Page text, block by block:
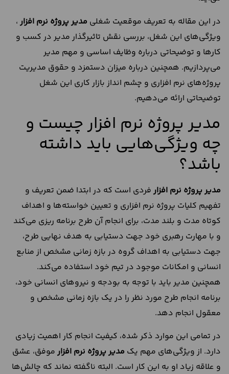
در این مقاله به تعریف موقعیت شغلی مدیر پروژه نرم افزار ،
ویژگی‌های این شغل، بررسی نقش تاثیرگذار مدیر در کسب و
کارها و توضیحاتی درباره وظایف اساسی و مهم مدیر
می‌پردازیم. همچنین درباره میزان دستمزد و حقوق مدیریت
پروژه‌‌های نرم افزاری و چشم انداز بازار کاری این شغل
توضیحاتی ارائه می‌دهیم.
مدیر پروژه نرم افزار چیست و
چه ویژگی‌هایی باید داشته
باشد؟
مدیر پروژه نرم افزار فردی است که در ابتدا ضمن تعریف و
تفهیم کلیات پروژه نرم افزاری و تعیین خواسته‌ها و اهداف
کوتاه مدت و بلند مدت، برای انجام آن‌ طرح برنامه ریزی می‌کند
و با مهارت رهبری خود جهت دستیابی به هدف نهایی طرح،
جهت دستیابی به اهداف گروه در بازه زمانی مشخص از منابع
انسانی و امکانات موجود در تیم خود استفاده می‌کند.
همچنین مدیر باید با توجه به بودجه و نیروهای انسانی خود،
برنامه‌ انجام طرح مورد نظر را در یک بازه زمانی مشخص و
معقول انجام دهد.
در تمامی این موارد ذکر شده، کیفیت انجام کار اهمیت زیادی
دارد. از ویژگی‌های مهم یک مدیر پروژه نرم افزار موفق، عشق
و علاقه زیاد او به این کار است. البته ناگفته نماند که چالش‌ها